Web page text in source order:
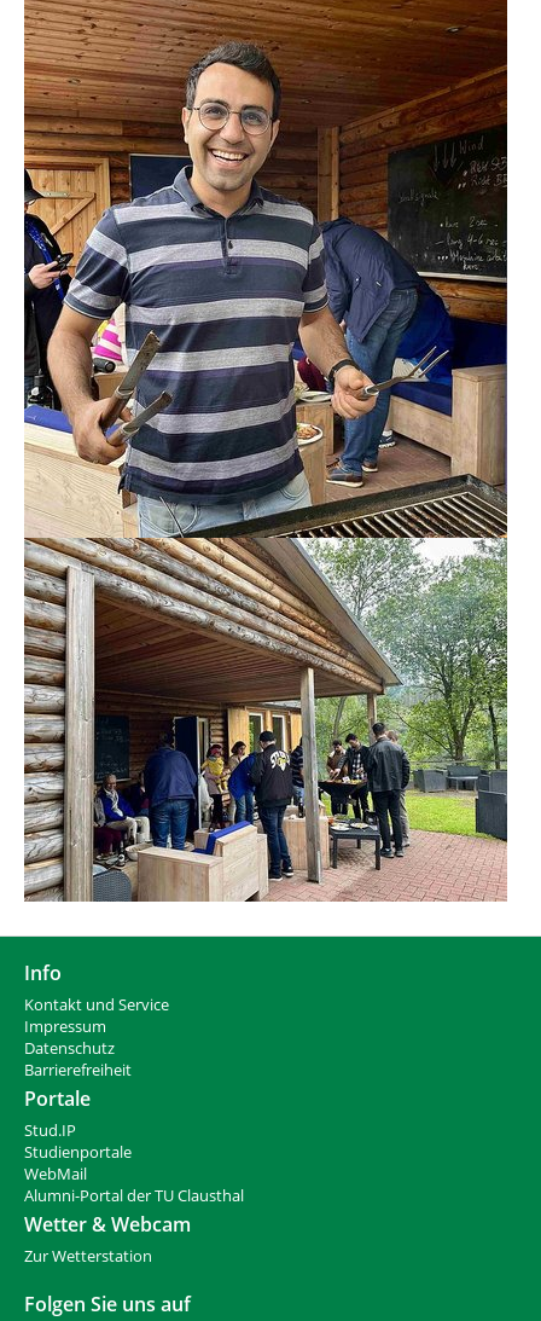
Info
Kontakt und Service
Impressum
Datenschutz
Barrierefreiheit
Portale
Stud.IP
Studienportale
WebMail
Alumni-Portal der TU Clausthal
Wetter & Webcam
Zur Wetterstation
Folgen Sie uns auf